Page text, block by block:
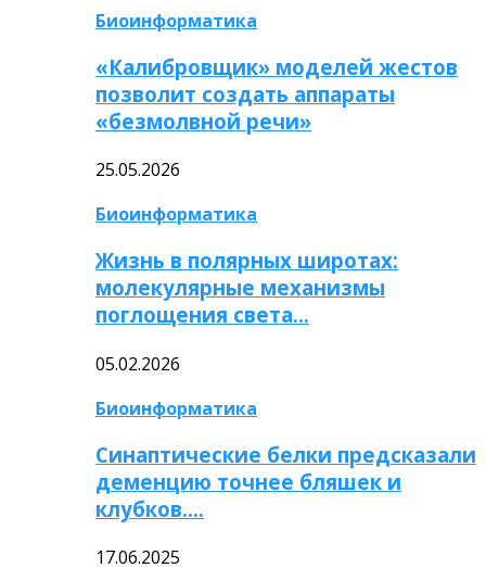
Биоинформатика
«Калибровщик» моделей жестов
позволит создать аппараты
«безмолвной речи»
25.05.2026
Биоинформатика
Жизнь в полярных широтах:
молекулярные механизмы
поглощения света…
05.02.2026
Биоинформатика
Синаптические белки предсказали
деменцию точнее бляшек и
клубков….
17.06.2025